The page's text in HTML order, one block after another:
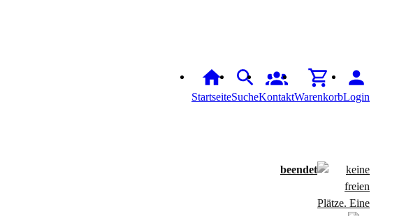
StartseiteSucheKontaktWarenkorbLogin